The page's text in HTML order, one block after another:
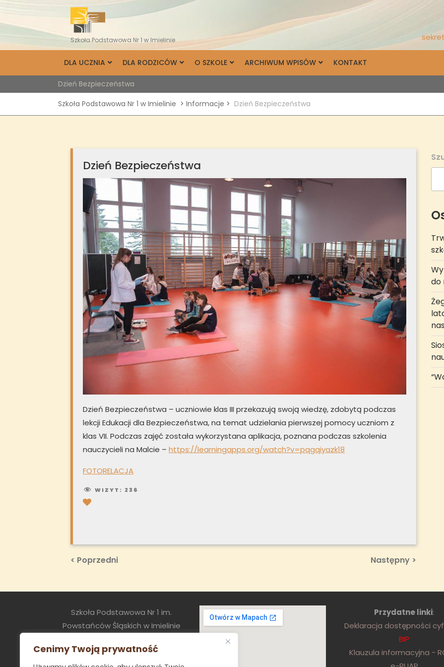
Cenimy Twoją prywatność
content
Szkoła Podstawowa Nr 1 w Imielinie
DLA UCZNIA DLA RODZICÓW O SZKOLE ARCHIWUM WPISÓW KONTAKT
Dzień Bezpieczeństwa
Szkoła Podstawowa Nr 1 w Imielinie > Informacje > Dzień Bezpieczeństwa
Dzień Bezpieczeństwa
Dzień Bezpieczeństwa – uczniowie klas III przekazują swoją wiedzę, zdobytą podczas
lekcji Edukacji dla Bezpieczeństwa, na temat udzielania pierwszej pomocy uczniom z
klas VII. Podczas zajęć została wykorzystana aplikacja, poznana podczas szkolenia
nauczycieli na Malcie – https://learningapps.org/watch?v=pqgqiyazk18
FOTORELACJA
WIZYT: 236
Nawigacja
Previous
< Poprzedni
Next
Następny >
do
Szkoła Podstawowa Nr 1 im.
Powstańców Śląskich w Imielinie
41-407 Imielin
Przydatne linki:
Deklaracja dostępności
BIP
Klauzula informacyjna -